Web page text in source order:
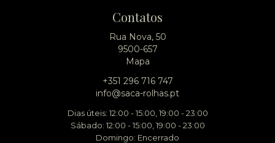
Contatos
Rua Nova, 50
9500-657
Mapa
+351 296 716 747
info@saca-rolhas.pt
Dias úteis: 12:00 - 15:00, 19:00 - 23:00
Sábado: 12:00 - 15:00, 19:00 - 23:00
Domingo: Encerrado